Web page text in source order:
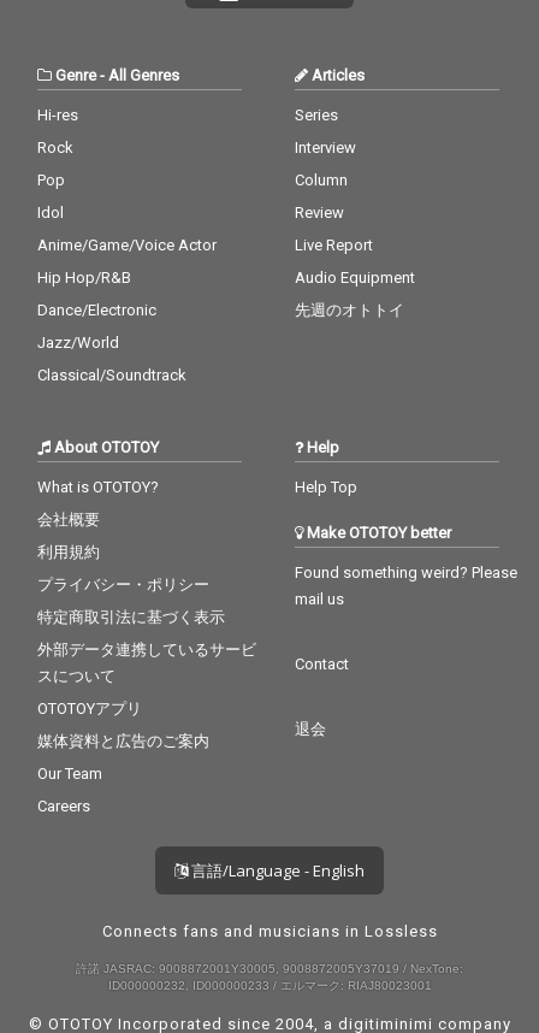
Genre- All Genres
Hi-res
Rock
Pop
Idol
Anime/Game/Voice Actor
Hip Hop/R&B
Dance/Electronic
Jazz/World
Classical/Soundtrack
Articles
Series
Interview
Column
Review
Live Report
Audio Equipment
先週のオトトイ
About OTOTOY
What is OTOTOY?
会社概要
利用規約
プライバシー・ポリシー
特定商取引法に基づく表示
外部データ連携しているサービ
スについて
OTOTOYアプリ
媒体資料と広告のご案内
Our Team
Careers
Help
Help Top
Make OTOTOY better
Found something weird? Please
mail us
Contact
退会
言語/Language - English
Connects fans and musicians in Lossless
許諾 JASRAC: 9008872001Y30005, 9008872005Y37019 / NexTone:
ID000000232, ID000000233 / エルマーク: RIAJ80023001
© OTOTOY Incorporated since 2004, a digitiminimi company